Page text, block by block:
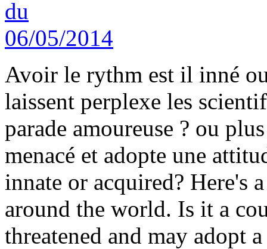
Avoir le rythm est il inné
laissent perplexe les
parade amoureuse ? ou
menacé et adopte une
innate or acquired? Here's
around the world. Is it a
threatened and may adopt